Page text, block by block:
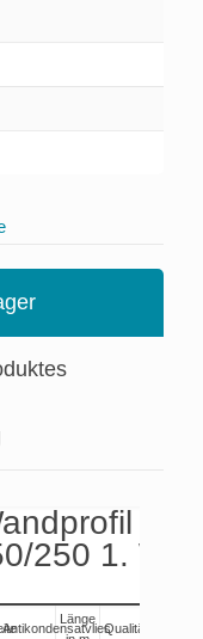
250 1.
Antikondensatvlies
Länge
Qualität